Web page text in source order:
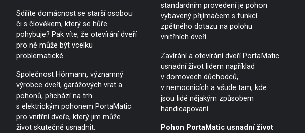
Sdílíte domácnost se starší osobou
či s člověkem, který se hůře
pohybuje? Pak víte, že otevírání dveří
pro ně může být vcelku
problematické.
Společnost Hörmann, významný
výrobce dveří, garážových vrat a
pohonů, přichází na trh
s elektrickým pohonem PortaMatic
pro vnitřní dveře, který jim může
život skutečně usnadnit.
standardním provedení je pohon
vybavený přijímačem s funkcí
zpětného dotazu na polohu
vnitřních dveří.
Zavírání a otevírání dveří PortaMatic
usnadní život lidem například
v domovech důchodců,
v nemocnicích a všude tam, kde
jsou lidé nějakým způsobem
handicapovaní.
Pohon PortaMatic usnadní život